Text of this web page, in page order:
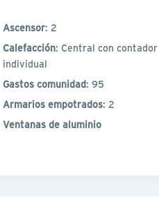
Ascensor: 2
Calefacción: Central con contador
individual
Gastos comunidad: 95
Armarios empotrados: 2
Ventanas de aluminio